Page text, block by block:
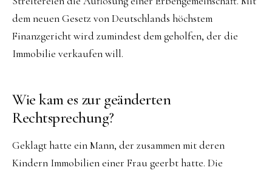
dem neuen Gesetz von Deutschlands höchstem
Finanzgericht wird zumindest dem geholfen, der die
Immobilie verkaufen will.
Wie kam es zur geänderten
Rechtsprechung?
Geklagt hatte ein Mann, der zusammen mit deren
Kindern Immobilien einer Frau geerbt hatte. Die